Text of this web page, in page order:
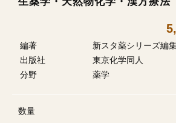
編著
新スタ薬シリーズ編
出版社
東京化学同人
分野
薬学
数量